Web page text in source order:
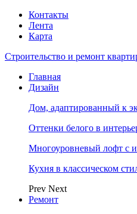
Контакты
Лента
Карта
Строительство и ремонт
Главная
Дизайн
Дом, адаптированный к
Оттенки белого в
Многоуровневый лофт с
Кухня в классическом
Prev Next
Ремонт